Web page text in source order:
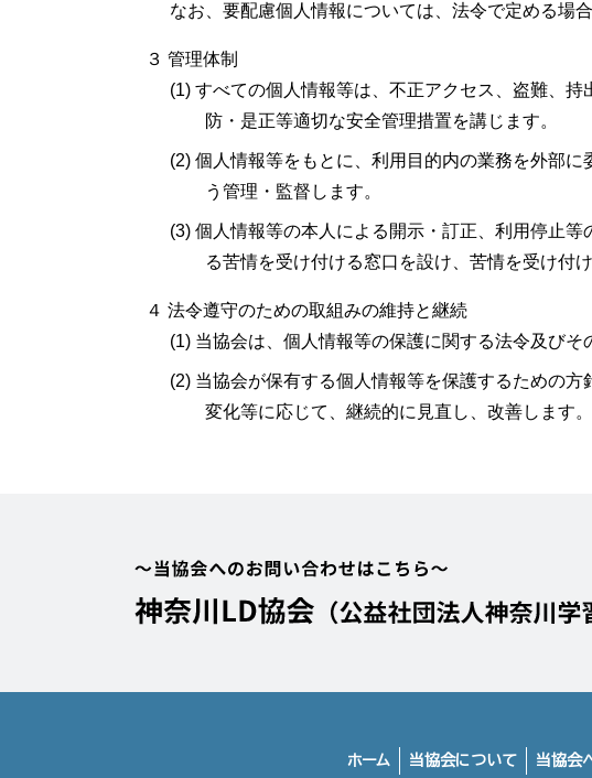
なお、要配慮個人情報については、法令で定める場
３ 管理体制
(1) すべての個人情報等は、不正アクセス、盗難、
防・是正等適切な安全管理措置を講じます。
(2) 個人情報等をもとに、利用目的内の業務を外部
う管理・監督します。
(3) 個人情報等の本人による開示・訂正、利用停止
る苦情を受け付ける窓口を設け、苦情を受け付
４ 法令遵守のための取組みの維持と継続
(1) 当協会は、個人情報等の保護に関する法令及びそ
(2) 当協会が保有する個人情報等を保護するための
変化等に応じて、継続的に見直し、改善します。
ホーム 当協会について 当協会